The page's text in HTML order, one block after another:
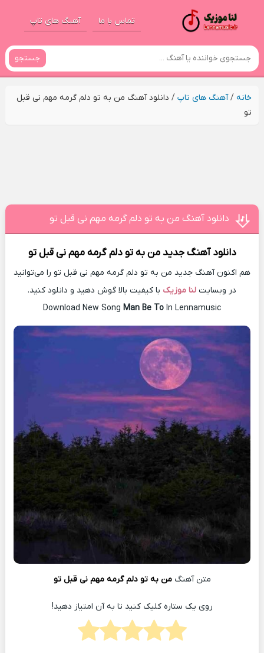
تماس با ما آهنگ های تاپ
جستجو
خانه/آهنگ های تاپ/ دانلود آهنگ من به تو دلم گرمه مهم نی قبل
تو
دانلود آهنگ من به تو دلم گرمه مهم نی قبل تو
دانلود آهنگ جدید من به تو دلم گرمه مهم نی قبل تو
هم اکنون آهنگ جدید من به تو دلم گرمه مهم نی قبل تو را می‌توانید
در وبسایت لنا موزیک با کیفیت بالا گوش دهید و دانلود کنید.
Download New Song Man Be To In Lennamusic
متن آهنگمن به تو دلم گرمه مهم نی قبل تو
روی یک ستاره کلیک کنید تا به آن امتیاز دهید!